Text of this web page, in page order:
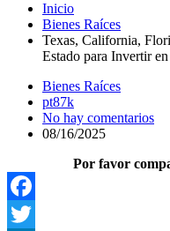
Inicio
Bienes Raíces
Texas, California,
Estado para Invertir
Bienes Raíces
pt87k
No hay comentarios
08/16/2025
Por favor